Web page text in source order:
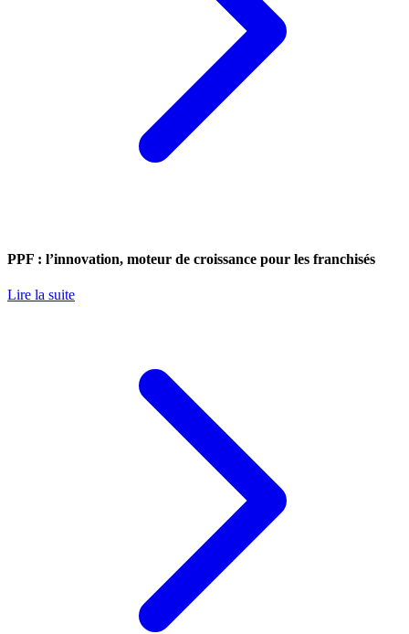
PPF : l’innovation, moteur de croissance pour les franchisés
Lire la suite